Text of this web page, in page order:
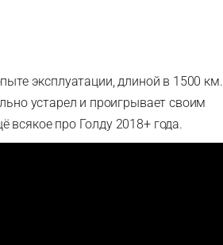
эксплуатации, длиной в 1500 км.
устарел и проигрывает своим
всякое про Голду 2018+ года.